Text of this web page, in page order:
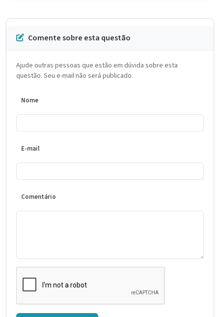
Comente sobre esta questão
Ajude outras pessoas que estão em dúvida sobre esta
questão. Seu e-mail não será publicado.
Nome
E-mail
Comentário